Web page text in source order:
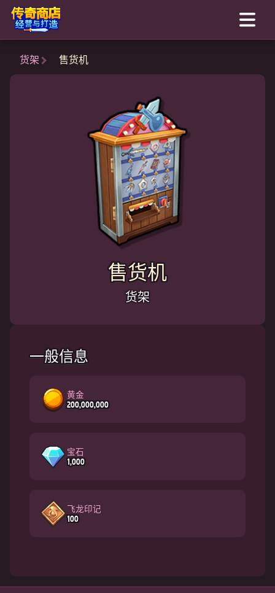
货架 售货机
售货机
货架
一般信息
黄金
200,000,000
宝石
1,000
飞龙印记
100